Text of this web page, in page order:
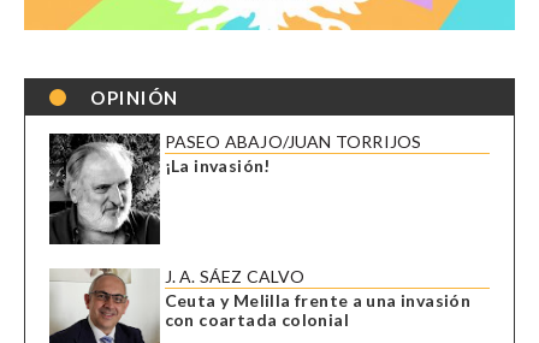
OPINIÓN
PASEO ABAJO/JUAN TORRIJOS
¡La invasión!
J. A. SÁEZ CALVO
Ceuta y Melilla frente a una invasión
con coartada colonial